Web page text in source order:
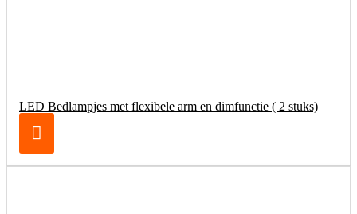
LED Bedlampjes met flexibele arm en dimfunctie ( 2 stuks)